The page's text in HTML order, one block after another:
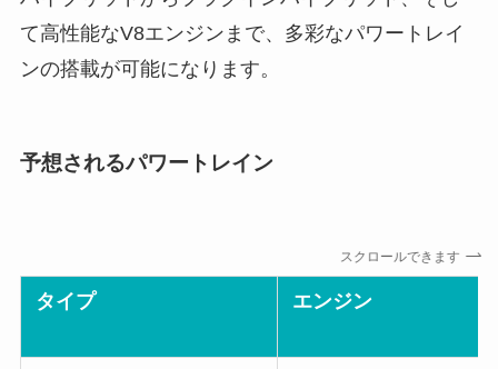
て高性能なV8エンジンまで、多彩なパワートレイ
ンの搭載が可能になります。
予想されるパワートレイン
スクロールできます
タイプ エンジン